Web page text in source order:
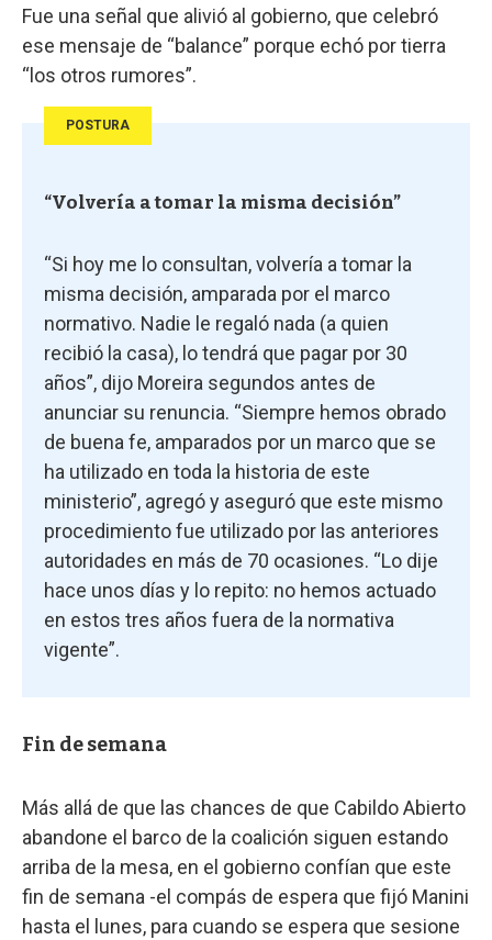
Fue una señal que alivió al gobierno, que celebró
ese mensaje de “balance” porque echó por tierra
“los otros rumores”.
POSTURA
“Volvería a tomar la misma decisión”
“Si hoy me lo consultan, volvería a tomar la
misma decisión, amparada por el marco
normativo. Nadie le regaló nada (a quien
recibió la casa), lo tendrá que pagar por 30
años”, dijo Moreira segundos antes de
anunciar su renuncia. “Siempre hemos obrado
de buena fe, amparados por un marco que se
ha utilizado en toda la historia de este
ministerio”, agregó y aseguró que este mismo
procedimiento fue utilizado por las anteriores
autoridades en más de 70 ocasiones. “Lo dije
hace unos días y lo repito: no hemos actuado
en estos tres años fuera de la normativa
vigente”.
Fin de semana
Más allá de que las chances de que Cabildo Abierto
abandone el barco de la coalición siguen estando
arriba de la mesa, en el gobierno confían que este
fin de semana -el compás de espera que fijó Manini
hasta el lunes, para cuando se espera que sesione